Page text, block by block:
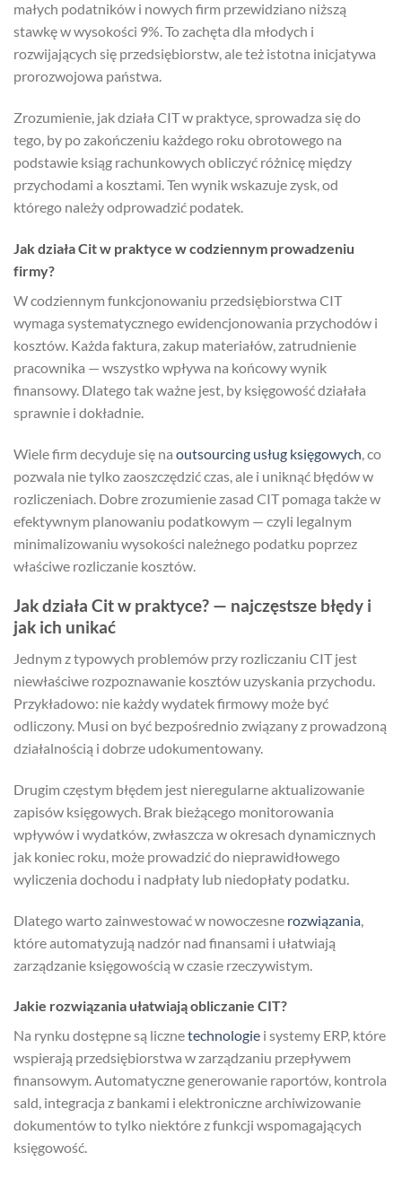
małych podatników i nowych firm przewidziano niższą
stawkę w wysokości 9%. To zachęta dla młodych i
rozwijających się przedsiębiorstw, ale też istotna inicjatywa
prorozwojowa państwa.
Zrozumienie, jak działa CIT w praktyce, sprowadza się do
tego, by po zakończeniu każdego roku obrotowego na
podstawie ksiąg rachunkowych obliczyć różnicę między
przychodami a kosztami. Ten wynik wskazuje zysk, od
którego należy odprowadzić podatek.
Jak działa Cit w praktyce w codziennym prowadzeniu
firmy?
W codziennym funkcjonowaniu przedsiębiorstwa CIT
wymaga systematycznego ewidencjonowania przychodów i
kosztów. Każda faktura, zakup materiałów, zatrudnienie
pracownika — wszystko wpływa na końcowy wynik
finansowy. Dlatego tak ważne jest, by księgowość działała
sprawnie i dokładnie.
Wiele firm decyduje się na outsourcing usług księgowych , co
pozwala nie tylko zaoszczędzić czas, ale i uniknąć błędów w
rozliczeniach. Dobre zrozumienie zasad CIT pomaga także w
efektywnym planowaniu podatkowym — czyli legalnym
minimalizowaniu wysokości należnego podatku poprzez
właściwe rozliczanie kosztów.
Jak działa Cit w praktyce? — najczęstsze błędy i
jak ich unikać
Jednym z typowych problemów przy rozliczaniu CIT jest
niewłaściwe rozpoznawanie kosztów uzyskania przychodu.
Przykładowo: nie każdy wydatek firmowy może być
odliczony. Musi on być bezpośrednio związany z prowadzoną
działalnością i dobrze udokumentowany.
Drugim częstym błędem jest nieregularne aktualizowanie
zapisów księgowych. Brak bieżącego monitorowania
wpływów i wydatków, zwłaszcza w okresach dynamicznych
jak koniec roku, może prowadzić do nieprawidłowego
wyliczenia dochodu i nadpłaty lub niedopłaty podatku.
Dlatego warto zainwestować w nowoczesne rozwiązania
które automatyzują nadzór nad finansami i ułatwiają
zarządzanie księgowością w czasie rzeczywistym.
Jakie rozwiązania ułatwiają obliczanie CIT?
Na rynku dostępne są licznetechnologie i systemy ERP, które
wspierają przedsiębiorstwa w zarządzaniu przepływem
finansowym. Automatyczne generowanie raportów, kontrola
sald, integracja z bankami i elektroniczne archiwizowanie
dokumentów to tylko niektóre z funkcji wspomagających
księgowość.